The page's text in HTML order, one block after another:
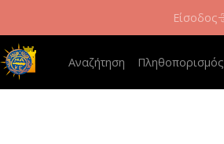
Είσοδος
Main navigation
Αναζήτηση Πληθοπορισμός